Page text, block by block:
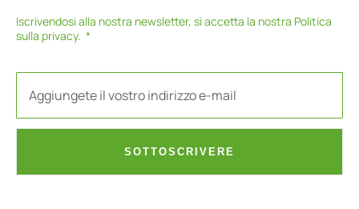
Iscrivendosi alla nostra newsletter, si accetta la nostra Politica
sulla privacy.
SOTTOSCRIVERE